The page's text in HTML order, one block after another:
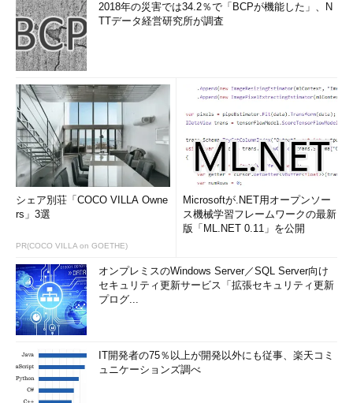
2018年の災害では34.2％で「BCPが機能した」、N
TTデータ経営研究所が調査
シェア別荘「COCO VILLA Owne
rs」3選
PR(COCO VILLA on GOETHE)
Microsoftが.NET用オープンソー
ス機械学習フレームワークの最新
版「ML.NET 0.11」を公開
オンプレミスのWindows Server／SQL Server向け
セキュリティ更新サービス「拡張セキュリティ更新
プログ...
IT開発者の75％以上が開発以外にも従事、楽天コミ
ュニケーションズ調べ